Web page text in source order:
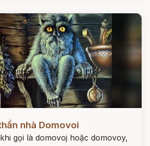
nhà Domovoi
gọi là domovoj hoặc domovoy,